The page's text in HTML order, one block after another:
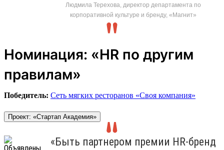
Людмила Терехова, директор департамента по
корпоративной культуре и бренду, «Магнит»
Номинация: «HR по другим
правилам»
Победитель: Сеть мягких ресторанов «Своя компания»
Проект: «Стартап Академия»
«Быть партнером премии HR-бренд